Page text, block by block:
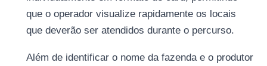
que o operador visualize rapidamente os locais
que deverão ser atendidos durante o percurso.
Além de identificar o nome da fazenda e o produtor